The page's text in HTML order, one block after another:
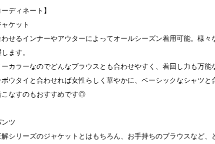
ーディネート】
ケット
わせるインナーやアウターによってオールシーズン着用可能。様々
ます。
ーカラーなのでどんなブラウスとも合わせやすく、着回し力も万能
ボウタイと合わせれば女性らしく華やかに、ベーシックなシャツと
こなすのもおすすめです◎
ツ
解シリーズのジャケットとはもちろん、お手持ちのブラウスなど、